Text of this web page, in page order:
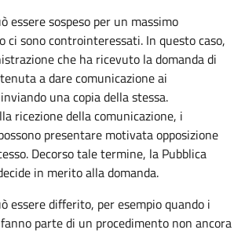
essere sospeso per un massimo
ci sono controinteressati. In questo caso,
che ha ricevuto la domanda di
a dare comunicazione ai
una copia della stessa.
ricezione della comunicazione, i
presentare motivata opposizione
Decorso tale termine, la Pubblica
in merito alla domanda.
essere differito, per esempio quando i
parte di un procedimento non ancora